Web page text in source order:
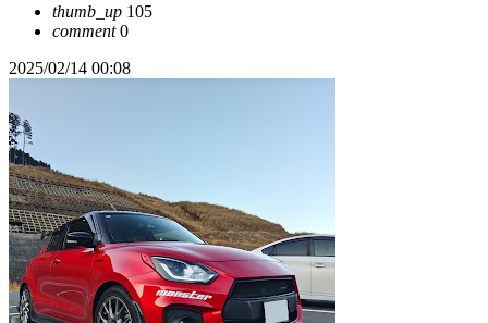
thumb_up 105
comment0
2025/02/14 00:08